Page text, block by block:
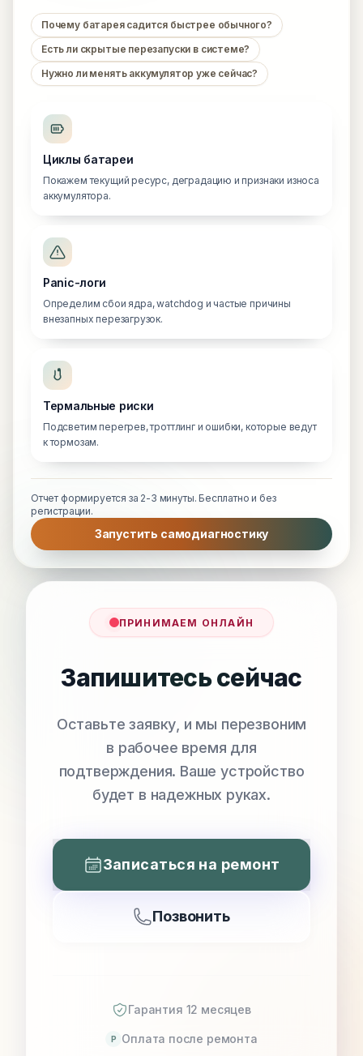
Почему батарея садится быстрее обычного?
Есть ли скрытые перезапуски в системе?
Нужно ли менять аккумулятор уже сейчас?
Циклы батареи
Покажем текущий ресурс, деградацию и признаки износа
аккумулятора.
Panic-логи
Определим сбои ядра, watchdog и частые причины
внезапных перезагрузок.
Термальные риски
Подсветим перегрев, троттлинг и ошибки, которые ведут
к тормозам.
Отчет формируется за 2-3 минуты. Бесплатно и без
регистрации.
Запустить самодиагностику
ПРИНИМАЕМ ОНЛАЙН
Запишитесь сейчас
Оставьте заявку, и мы перезвоним
в рабочее время для
подтверждения. Ваше устройство
будет в надежных руках.
Записаться на ремонт
Позвонить
Гарантия 12 месяцев
P Оплата после ремонта